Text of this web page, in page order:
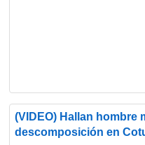
(VIDEO) Hallan hombre
descomposición en